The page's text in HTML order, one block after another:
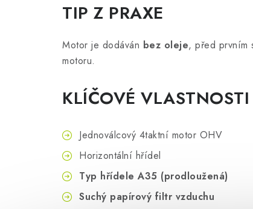
TIP Z PRAXE
Motor je dodáván bez oleje, před prvním
motoru.
KLÍČOVÉ VLASTNOSTI
Jednoválcový 4taktní motor OHV
Horizontální hřídel
Typ hřídele A35 (prodloužená)
Suchý papírový filtr vzduchu